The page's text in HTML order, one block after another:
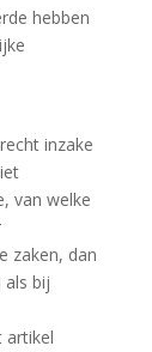
hebben
inzake
van welke
zaken, dan
bij
artikel